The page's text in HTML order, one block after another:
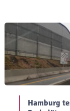
Hamburg